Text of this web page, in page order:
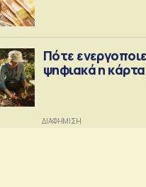
Πότε
ψηφιακά η